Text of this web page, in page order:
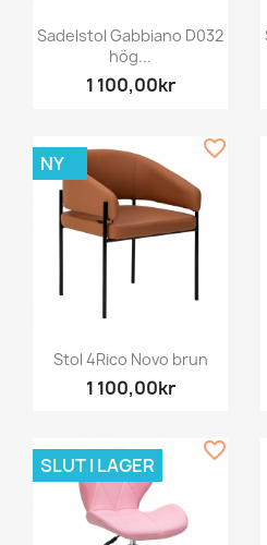
Sadelstol Gabbiano D032
hög...
1 100,00kr
Stol 4Rico Novo brun
1 100,00kr
NY
favorite_border
SLUT I LAGER
favorite_border